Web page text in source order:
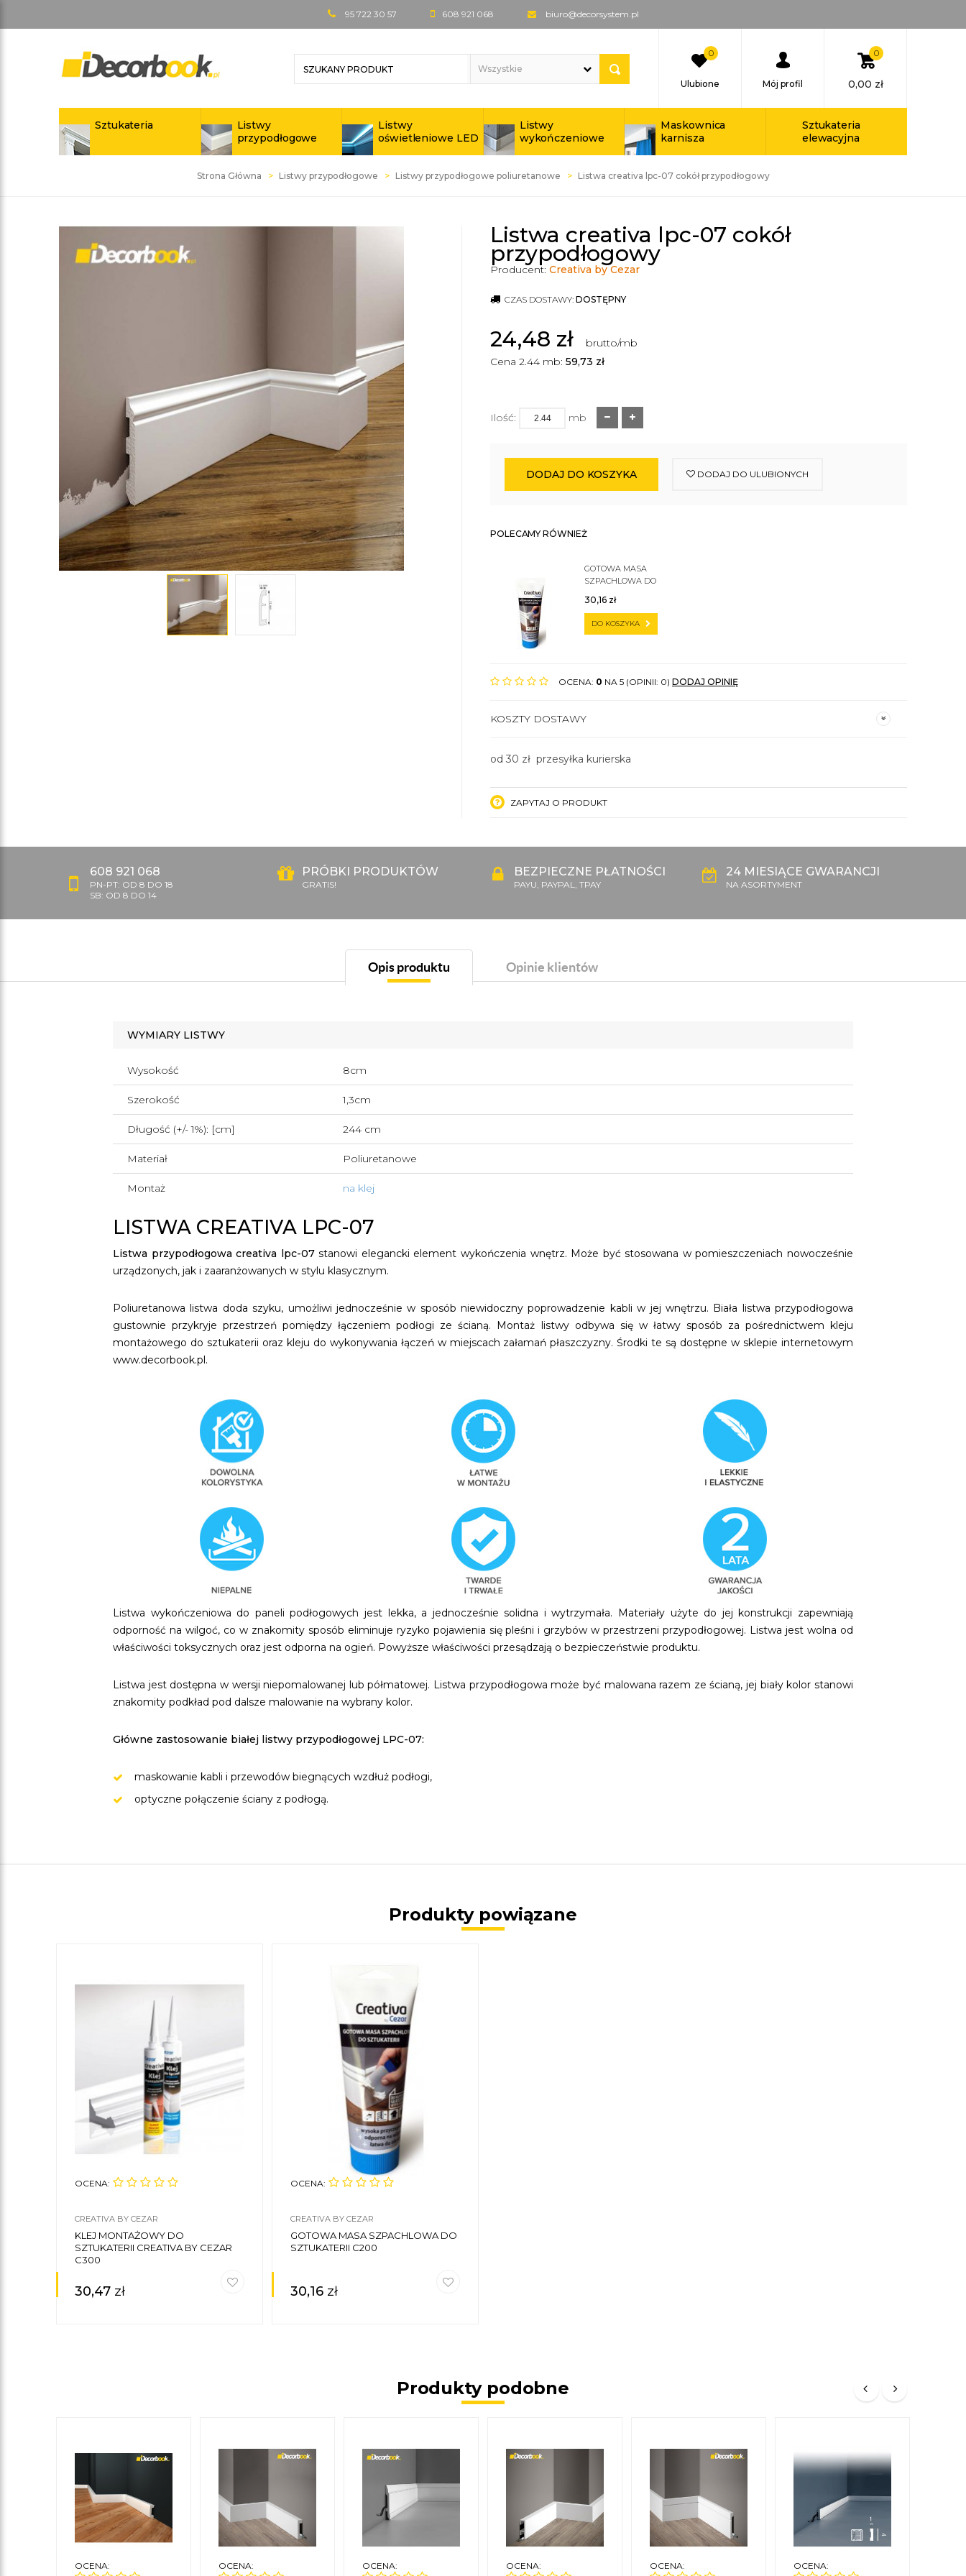
95 722 30 57 608 921 068 biuro@decorsystem.pl
0
Ulubione Mój profil
0
0,00 zł
Sztukateria
Listwy
przypodłogowe
Listwy
oświetleniowe LED
Listwy
wykończeniowe
Maskownica
karnisza
Sztukateria
elewacyjna
Strona Główna Listwy przypodłogowe Listwy przypodłogowe poliuretanowe Listwa creativa lpc-07 cokół przypodłogowy
Listwa creativa lpc-07 cokół
przypodłogowy
Producent: Creativa by Cezar
CZAS DOSTAWY: DOSTĘPNY
24,48 zł
brutto/mb
Cena 2.44 mb: 59,73 zł
Ilość: mb
DODAJ DO KOSZYKA DODAJ DO ULUBIONYCH
POLECAMY RÓWNIEŻ
GOTOWA MASA
SZPACHLOWA DO
30,16 zł
DO KOSZYKA
OCENA: 0 NA 5 (OPINII: 0) DODAJ OPINIĘ
KOSZTY DOSTAWY
od 30 zł przesyłka kurierska
ZAPYTAJ O PRODUKT
608 921 068
PN-PT: OD 8 DO 18
SB: OD 8 DO 14
PRÓBKI PRODUKTÓW
GRATIS!
BEZPIECZNE PŁATNOŚCI
PAYU, PAYPAL, TPAY
24 MIESIĄCE GWARANCJI
NA ASORTYMENT
Opis produktu Opinie klientów
WYMIARY LISTWY
Wysokość 8cm
Szerokość 1,3cm
Długość (+/- 1%): [cm] 244 cm
Materiał Poliuretanowe
Montaż na klej
LISTWA CREATIVA LPC-07
Listwa przypodłogowa creativa lpc-07stanowi elegancki element wykończenia wnętrz. Może być stosowana w pomieszczeniach nowocześnie
urządzonych, jak i zaaranżowanych w stylu klasycznym.
Poliuretanowa listwa doda szyku, umożliwi jednocześnie w sposób niewidoczny poprowadzenie kabli w jej wnętrzu. Biała listwa przypodłogowa
gustownie przykryje przestrzeń pomiędzy łączeniem podłogi ze ścianą. Montaż listwy odbywa się w łatwy sposób za pośrednictwem kleju
montażowego do sztukaterii oraz kleju do wykonywania łączeń w miejscach załamań płaszczyzny. Środki te są dostępne w sklepie internetowym
www.decorbook.pl.
Listwa wykończeniowa do paneli podłogowych jest lekka, a jednocześnie solidna i wytrzymała. Materiały użyte do jej konstrukcji zapewniają
odporność na wilgoć, co w znakomity sposób eliminuje ryzyko pojawienia się pleśni i grzybów w przestrzeni przypodłogowej. Listwa jest wolna od
właściwości toksycznych oraz jest odporna na ogień. Powyższe właściwości przesądzają o bezpieczeństwie produktu.
Listwa jest dostępna w wersji niepomalowanej lub półmatowej. Listwa przypodłogowa może być malowana razem ze ścianą, jej biały kolor stanowi
znakomity podkład pod dalsze malowanie na wybrany kolor.
Główne zastosowanie białej listwy przypodłogowej LPC-07:
maskowanie kabli i przewodów biegnących wzdłuż podłogi,
optyczne połączenie ściany z podłogą.
Produkty powiązane
OCENA:
CREATIVA BY CEZAR
KLEJ MONTAŻOWY DO
SZTUKATERII CREATIVA BY CEZAR
C300
30,47 zł
OCENA:
CREATIVA BY CEZAR
GOTOWA MASA SZPACHLOWA DO
SZTUKATERII C200
30,16 zł
Produkty podobne
OCENA: OCENA: OCENA: OCENA: OCENA: OCENA: